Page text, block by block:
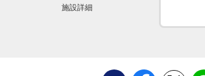
施設詳細